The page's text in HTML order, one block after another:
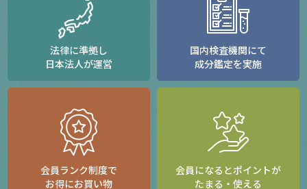
法律に準拠し
日本法人が運営
国内検査機関にて
成分鑑定を実施
会員ランク制度で
お得にお買い物
会員になるとポイントが
たまる・使える